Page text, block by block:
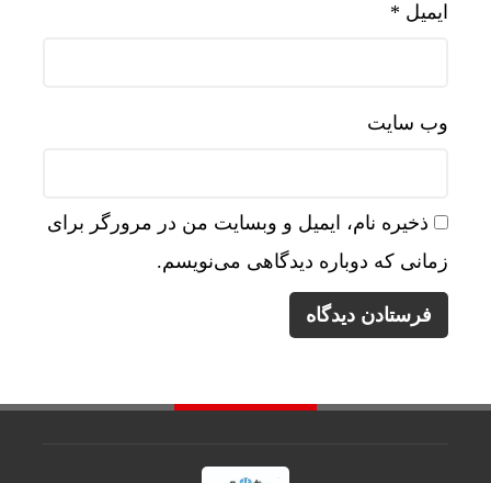
ایمیل *
وب‌ سایت
ذخیره نام، ایمیل و وبسایت من در مرورگر برای
زمانی که دوباره دیدگاهی می‌نویسم.